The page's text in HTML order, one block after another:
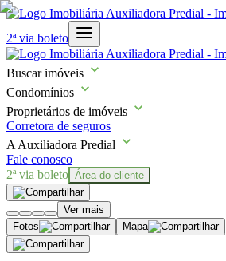
2ª via boleto
Buscar imóveis
Condomínios
Proprietários de imóveis
Corretora de seguros
A Auxiliadora Predial
Fale conosco
2ª via boleto Área do cliente
Ver mais
Fotos
Mapa